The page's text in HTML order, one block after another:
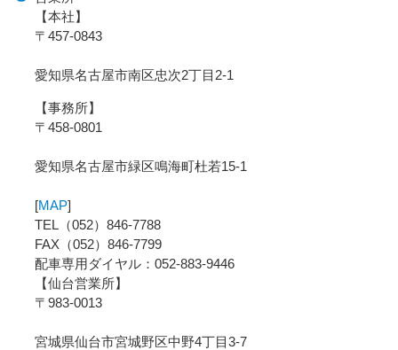
【本社】
〒457-0843
愛知県名古屋市南区忠次2丁目2-1
【事務所】
〒458-0801
愛知県名古屋市緑区鳴海町杜若15-1
[MAP]
TEL（052）846-7788
FAX（052）846-7799
配車専用ダイヤル：052-883-9446
【仙台営業所】
〒983-0013
宮城県仙台市宮城野区中野4丁目3-7